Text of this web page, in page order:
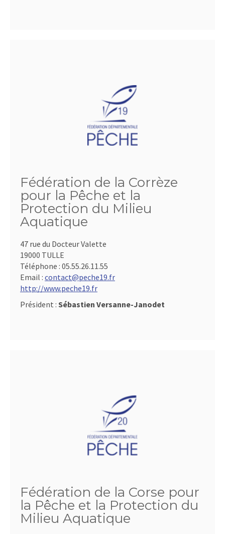
Fédération de la Corrèze
pour la Pêche et la
Protection du Milieu
Aquatique
47 rue du Docteur Valette
19000 TULLE
Téléphone : 05.55.26.11.55
Email : contact@peche19.fr
http://www.peche19.fr
Président : Sébastien Versanne-Janodet
Fédération de la Corse pour
la Pêche et la Protection du
Milieu Aquatique